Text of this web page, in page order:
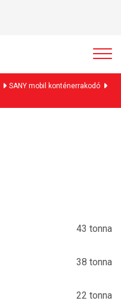
SANY mobil konténerrakodó
43 tonna
38 tonna
22 tonna